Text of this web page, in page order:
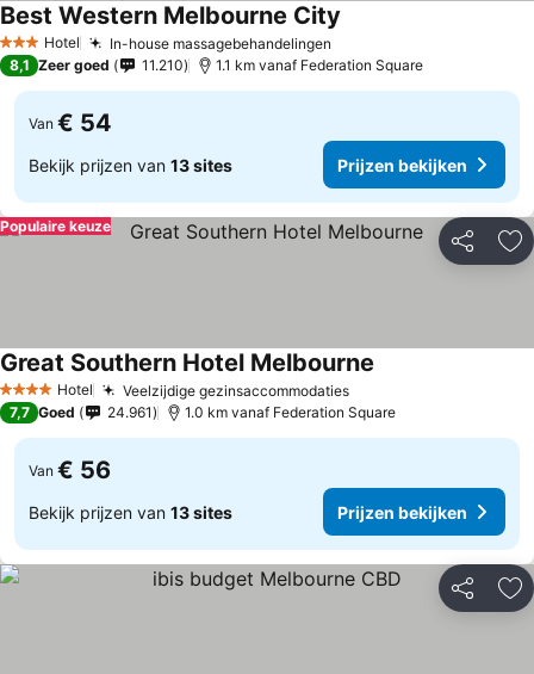
3 SterrenHotel In-house massagebehandelingen
Best Western Melbourne City
8,1 Zeer goed 11.210 1.1 km vanaf Federation Square
Van € 54
Bekijk prijzen van 13 sites Prijzen bekijken
Delen
Populaire keuze
4 SterrenHotel Veelzijdige gezinsaccommodaties
Great Southern Hotel Melbourne
7,7 Goed 24.961 1.0 km vanaf Federation Square
Van € 56
Bekijk prijzen van 13 sites Prijzen bekijken
Delen